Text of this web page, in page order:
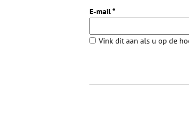
E-mail*
Vink dit aan als u op de